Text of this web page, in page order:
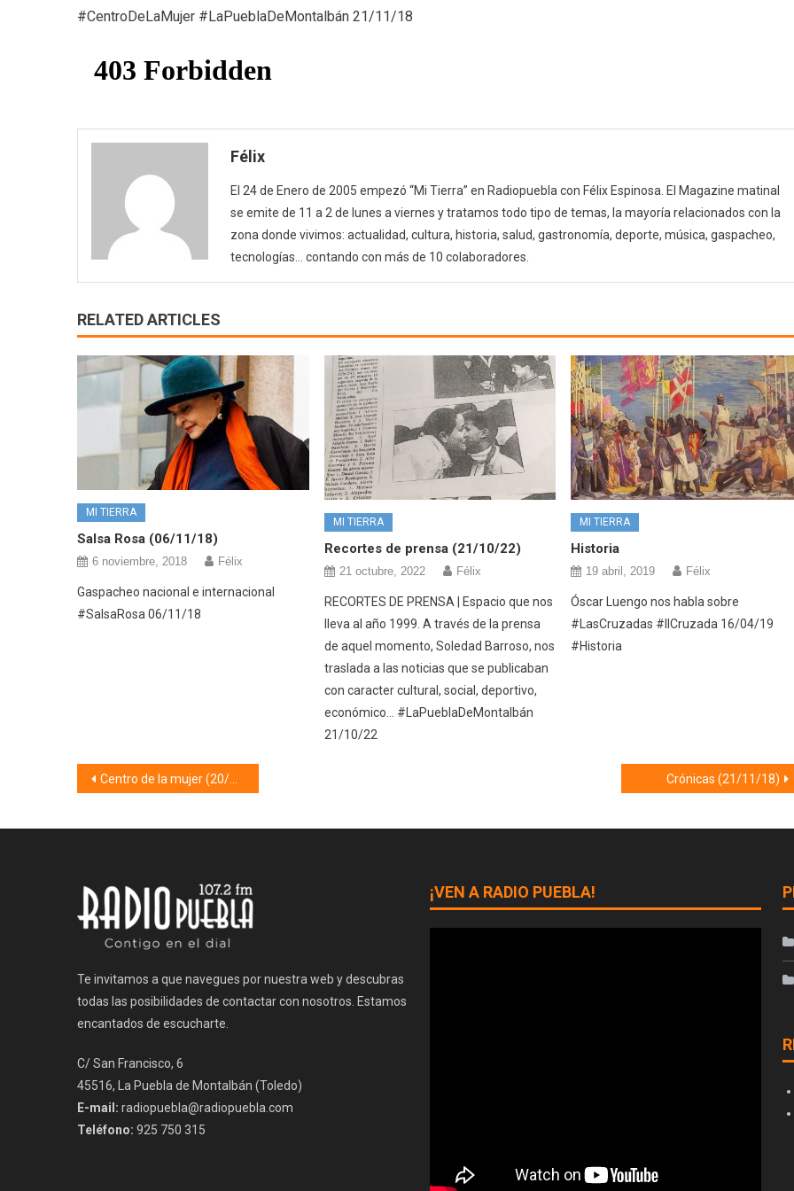
#CentroDeLaMujer #LaPueblaDeMontalbán 21/11/18
Félix
El 24 de Enero de 2005 empezó “Mi Tierra” en Radiopuebla con Félix Espinosa. El Magazine matinal
se emite de 11 a 2 de lunes a viernes y tratamos todo tipo de temas, la mayoría relacionados con la
zona donde vivimos: actualidad, cultura, historia, salud, gastronomía, deporte, música, gaspacheo,
tecnologías… contando con más de 10 colaboradores.
RELATED ARTICLES
MI TIERRA
Salsa Rosa (06/11/18)
6 noviembre, 2018 Félix
Gaspacheo nacional e internacional
#SalsaRosa 06/11/18
MI TIERRA
Recortes de prensa (21/10/22)
21 octubre, 2022 Félix
RECORTES DE PRENSA | Espacio que nos
lleva al año 1999. A través de la prensa
de aquel momento, Soledad Barroso, nos
traslada a las noticias que se publicaban
con caracter cultural, social, deportivo,
económico… #LaPueblaDeMontalbán
21/10/22
MI TIERRA
Historia
19 abril, 2019 Félix
Óscar Luengo nos habla sobre
#LasCruzadas #IICruzada 16/04/19
#Historia
Navegación
Centro de la mujer (20/11/18) Crónicas (21/11/18)
Te invitamos a que navegues por nuestra web y descubras
todas las posibilidades de contactar con nosotros. Estamos
encantados de escucharte.
C/ San Francisco, 6
45516, La Puebla de Montalbán (Toledo)
E-mail: radiopuebla@radiopuebla.com
Teléfono: 925 750 315
¡VEN A RADIO PUEBLA!